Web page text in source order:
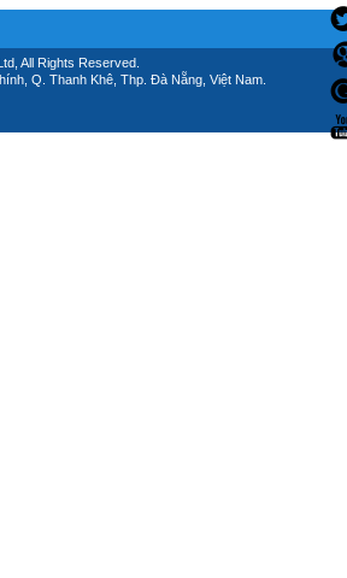
All Rights Reserved.
Q. Thanh Khê, Thp. Đà Nẵng, Việt Nam.